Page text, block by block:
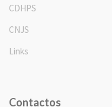
CDHPS
CNJS
Links
Contactos